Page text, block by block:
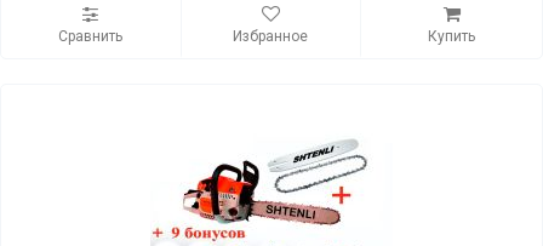
Сравнить Избранное Купить